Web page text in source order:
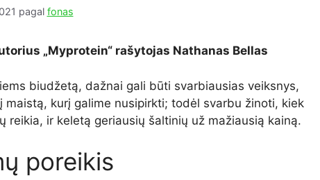
pagal fonas
„Myprotein“ rašytojas Nathanas Bellas
biudžetą, dažnai gali būti svarbiausias veiksnys,
maistą, kurį galime nusipirkti; todėl svarbu žinoti, kiek
reikia, ir keletą geriausių šaltinių už mažiausią kainą.
poreikis